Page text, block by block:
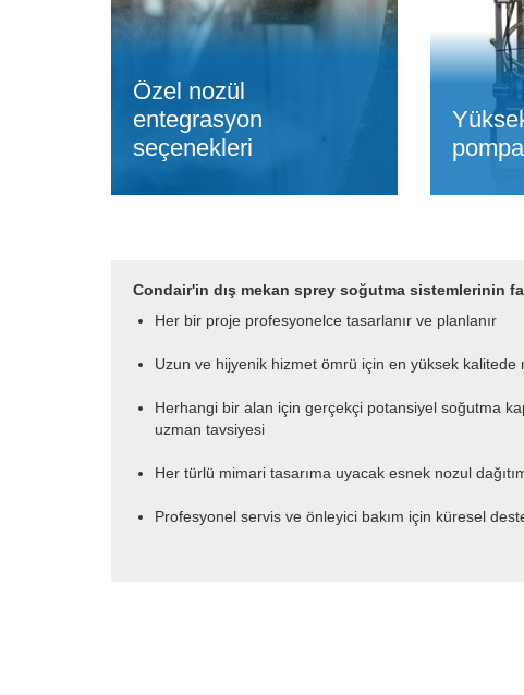
Özel nozül
entegrasyon
seçenekleri
Condair'in dış mekan sprey soğutma sistemlerinin
Her bir proje profesyonelce tasarlanır ve planlanır
Uzun ve hijyenik hizmet ömrü için en yüksek kalitede
Herhangi bir alan için gerçekçi potansiyel soğutma
uzman tavsiyesi
Her türlü mimari tasarıma uyacak esnek nozul
Profesyonel servis ve önleyici bakım için küresel